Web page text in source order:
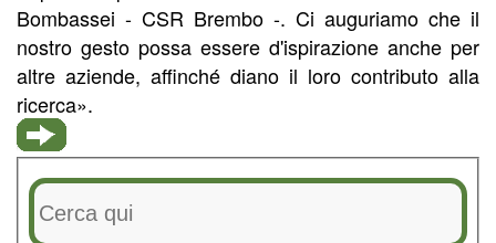
Bombassei - CSR Brembo -. Ci auguriamo che il
nostro gesto possa essere d'ispirazione anche per
altre aziende, affinché diano il loro contributo alla
ricerca».